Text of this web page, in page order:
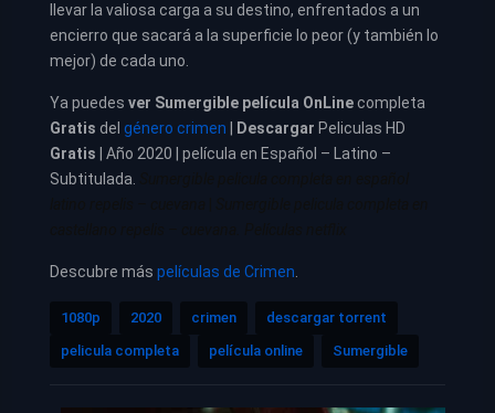
llevar la valiosa carga a su destino, enfrentados a un
encierro que sacará a la superficie lo peor (y también lo
mejor) de cada uno.
Ya puedes ver Sumergible película OnLinecompleta
Gratis del género crimen Descargar Peliculas HD
Gratis | Año 2020 | película en Español – Latino –
Subtitulada.
Descubre más películas de Crimen.
1080p 2020 crimen
descargar torrent
pelicula completa
película online Sumergible